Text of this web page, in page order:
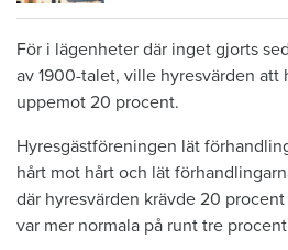
För i lägenheter där inget gjorts
av 1900-talet, ville hyresvärden att
uppemot 20 procent.
Hyresgästföreningen lät
hårt mot hårt och lät
där hyresvärden krävde 20
var mer normala på runt tre